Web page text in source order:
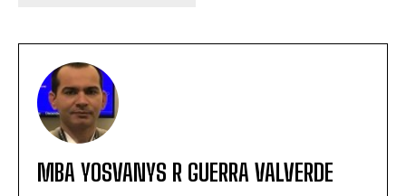
MBA YOSVANYS R GUERRA VALVERDE